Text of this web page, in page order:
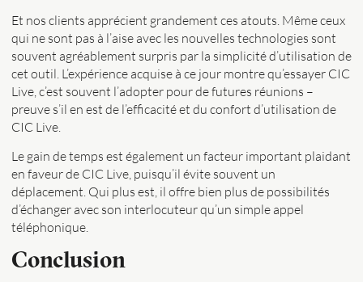
Et nos clients apprécient grandement ces atouts. Même ceux
qui ne sont pas à l’aise avec les nouvelles technologies sont
souvent agréablement surpris par la simplicité d’utilisation de
cet outil. L’expérience acquise à ce jour montre qu’essayer CIC
Live, c’est souvent l’adopter pour de futures réunions –
preuve s’il en est de l’efficacité et du confort d’utilisation de
CIC Live.
Le gain de temps est également un facteur important plaidant
en faveur de CIC Live, puisqu’il évite souvent un
déplacement. Qui plus est, il offre bien plus de possibilités
d’échanger avec son interlocuteur qu’un simple appel
téléphonique.
Conclusion